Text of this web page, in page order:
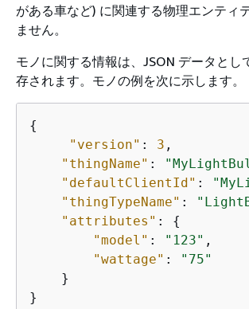
がある車など) に関連する物理エンティ
ません。
モノに関する情報は、JSON データと
存されます。モノの例を次に示します。
{
"version" : 3 ,
"thingName" :
"defaultClientId" :
"thingTypeName" :
"attributes" : {
"model" : "123" ,
"wattage" :
"75"
    }
}